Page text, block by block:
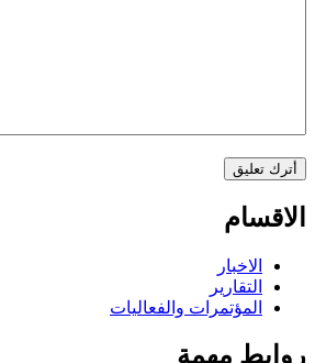
الاقسام
الاخبار
التقارير
المؤتمرات والفعاليات
روابط مهمة